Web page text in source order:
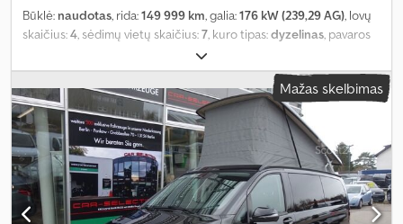
Būklė: naudotas, rida:149 999 km, galia:176 kW (239,29 AG), lovų
skaičius:4, sėdimų vietų skaičius:7, kuro tipas:dyzelinas, pavaros
juodas, pirmoji registracija:
emisijos klasė:nėra, pakaba:kitas, vairuotojo kabina:kitas, kuras:
dyzelinas, Įranga:ABS, autonominis šildytuvas, borto
kompiuteris, centrinis užraktas, elektroninė stabilumo
programa (ESP), imobilaizerio sistema, kruizo kontrolė,
navigacijos sistema, oro kondicionavimas, oro pagalvė,
stumdomos durys, suodžių filtras,
Mažas skelbimas